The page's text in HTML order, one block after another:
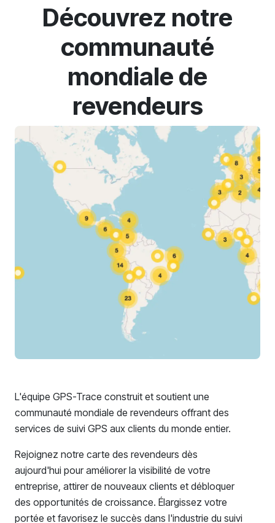
Découvrez notre
communauté
mondiale de
revendeurs
L'équipe GPS-Trace construit et soutient une
communauté mondiale de revendeurs offrant des
services de suivi GPS aux clients du monde entier.
Rejoignez notre carte des revendeurs dès
aujourd'hui pour améliorer la visibilité de votre
entreprise, attirer de nouveaux clients et débloquer
des opportunités de croissance. Élargissez votre
portée et favorisez le succès dans l'industrie du suivi